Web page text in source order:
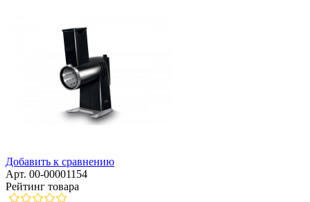
Добавить к сравнению
Арт. 00-00001154
Рейтинг товара